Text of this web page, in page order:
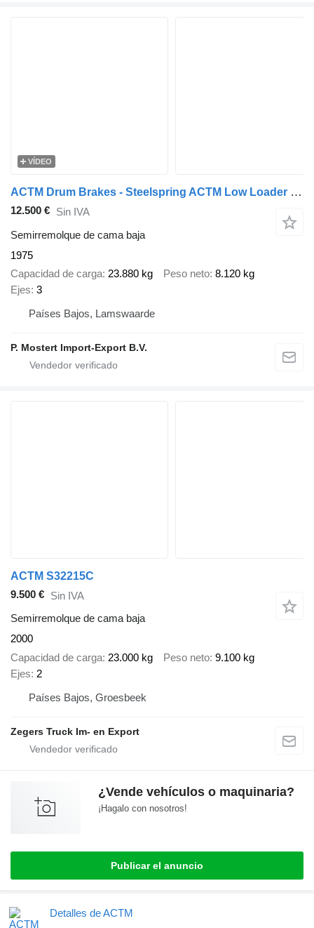
VÍDEO
ACTM Drum Brakes - Steelspring ACTM Low Loader - 3 axles - Drum brake
12.500 € Sin IVA
Semirremolque de cama baja
1975
Capacidad de carga 23.880 kg Peso neto 8.120 kg
Ejes 3
Países Bajos, Lamswaarde
P. Mostert Import-Export B.V.
ACTM S32215C
9.500 € Sin IVA
Semirremolque de cama baja
2000
Capacidad de carga 23.000 kg Peso neto 9.100 kg
Ejes 2
Países Bajos, Groesbeek
Zegers Truck Im- en Export
¿Vende vehículos o maquinaria?
¡Hagalo con nosotros!
Publicar el anuncio
Detalles de ACTM